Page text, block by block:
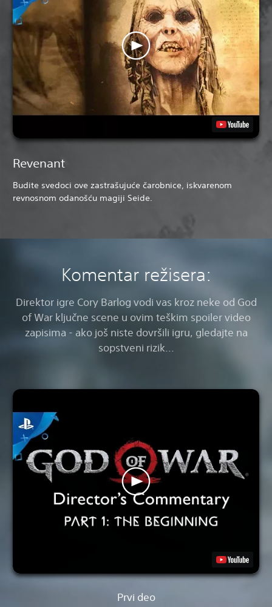
Revenant
Budite svedoci ove zastrašujuće čarobnice, iskvarenom
revnosnom odanošću magiji Seide.
Komentar režisera:
Direktor igre Cory Barlog vodi vas kroz neke od God
of War ključne scene u ovim teškim spoiler video
zapisima - ako još niste dovršili igru, gledajte na
sopstveni rizik...
Prvi deo